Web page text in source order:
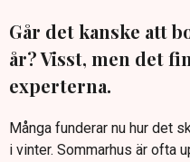
Går det kanske att
år? Visst, men det
experterna.
Många funderar nu hur det
i vinter. Sommarhus är ofta